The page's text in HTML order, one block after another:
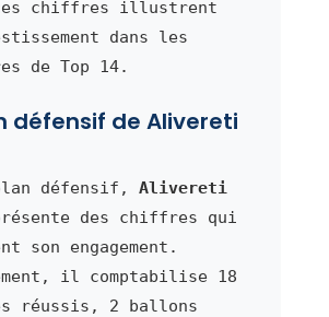
chiffres illustrent
dans les
de Top 14.
défensif de Alivereti
défensif, Alivereti
des chiffres qui
son engagement.
il comptabilise 18
réussis, 2 ballons